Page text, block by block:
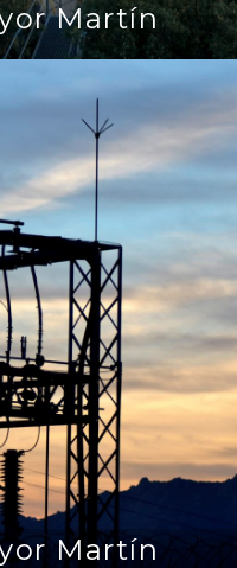
Martín
Martín